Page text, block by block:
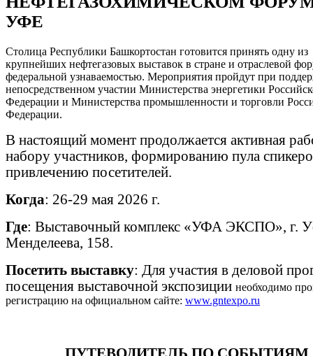
УФЕ
Столица Республики Башкортостан готовится принять одну из
крупнейших нефтегазовых выставок в стране и отраслевой
федеральной узнаваемостью. Мероприятия пройдут при
непосредственном участии Министерства энергетики
Федерации и Министерства промышленности и торговли
Федерации.
В настоящий момент продолжается активная
набору участников, формированию пула
привлечению посетителей.
Когда: 26-29 мая 2026 г.
Где: Выставочный комплекс «УФА ЭКСПО», г.
Менделеева, 158.
Посетить выставку: Для участия в деловой
посещения выставочной экспозиции необходимо
регистрацию на официальном сайте: www.gntexpo.ru